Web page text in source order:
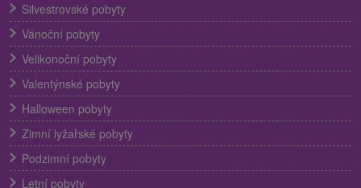
Silvestrovské pobyty
Vánoční pobyty
Velikonoční pobyty
Valentýnské pobyty
Halloween pobyty
Zimní lyžařské pobyty
Podzimní pobyty
Letní pobyty